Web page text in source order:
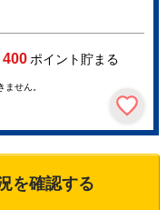
400ポイント貯まる
せん。
を確認する